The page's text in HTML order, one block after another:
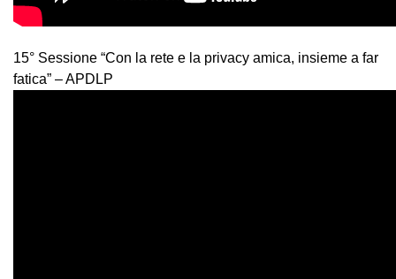
15° Sessione “Con la rete e la privacy amica, insieme a far
fatica” – APDLP